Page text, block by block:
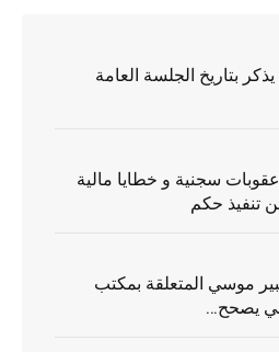
بتاريخ الجلسة العامة
سجنية و خطايا مالية
تنفيذ حكم
موسي المتعلقة بمكتب
يصحح…